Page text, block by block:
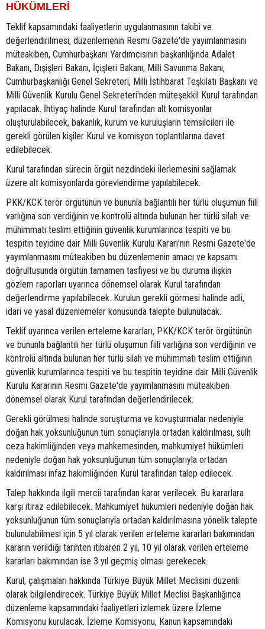
HÜKÜMLERİ
Teklif kapsamındaki faaliyetlerin uygulanmasının takibi ve
değerlendirilmesi, düzenlemenin Resmi Gazete'de yayımlanmasını
müteakiben, Cumhurbaşkanı Yardımcısının başkanlığında Adalet
Bakanı, Dışişleri Bakanı, İçişleri Bakanı, Milli Savunma Bakanı,
Cumhurbaşkanlığı Genel Sekreteri, Milli İstihbarat Teşkilatı Başkanı ve
Milli Güvenlik Kurulu Genel Sekreteri'nden müteşekkil Kurul tarafından
yapılacak. İhtiyaç halinde Kurul tarafından alt komisyonlar
oluşturulabilecek, bakanlık, kurum ve kuruluşların temsilcileri ile
gerekli görülen kişiler Kurul ve komisyon toplantılarına davet
edilebilecek.
Kurul tarafından sürecin örgüt nezdindeki ilerlemesini sağlamak
üzere alt komisyonlarda görevlendirme yapılabilecek.
PKK/KCK terör örgütünün ve bununla bağlantılı her türlü oluşumun fiili
varlığına son verdiğinin ve kontrolü altında bulunan her türlü silah ve
mühimmatı teslim ettiğinin güvenlik kurumlarınca tespiti ve bu
tespitin teyidine dair Milli Güvenlik Kurulu Kararı'nın Resmi Gazete'de
yayımlanmasını müteakiben bu düzenlemenin amacı ve kapsamı
doğrultusunda örgütün tamamen tasfiyesi ve bu duruma ilişkin
gözlem raporları uyarınca dönemsel olarak Kurul tarafından
değerlendirme yapılabilecek. Kurulun gerekli görmesi halinde adli,
idari ve yasal düzenlemeler konusunda talepte bulunulacak.
Teklif uyarınca verilen erteleme kararları, PKK/KCK terör örgütünün
ve bununla bağlantılı her türlü oluşumun fiili varlığına son verdiğinin ve
kontrolü altında bulunan her türlü silah ve mühimmatı teslim ettiğinin
güvenlik kurumlarınca tespiti ve bu tespitin teyidine dair Milli Güvenlik
Kurulu Kararının Resmi Gazete'de yayımlanmasını müteakiben
dönemsel olarak Kurul tarafından değerlendirilecek.
Gerekli görülmesi halinde soruşturma ve kovuşturmalar nedeniyle
doğan hak yoksunluğunun tüm sonuçlarıyla ortadan kaldırılması, sulh
ceza hakimliğinden veya mahkemesinden, mahkumiyet hükümleri
nedeniyle doğan hak yoksunluğunun tüm sonuçlarıyla ortadan
kaldırılması infaz hakimliğinden Kurul tarafından talep edilecek.
Talep hakkında ilgili mercii tarafından karar verilecek. Bu kararlara
karşı itiraz edilebilecek. Mahkumiyet hükümleri nedeniyle doğan hak
yoksunluğunun tüm sonuçlarıyla ortadan kaldırılmasına yönelik talepte
bulunulabilmesi için 5 yıl olarak verilen erteleme kararları bakımından
kararın verildiği tarihten itibaren 2 yıl, 10 yıl olarak verilen erteleme
kararları bakımından ise 3 yıl geçmiş olması gerekecek.
Kurul, çalışmaları hakkında Türkiye Büyük Millet Meclisini düzenli
olarak bilgilendirecek. Türkiye Büyük Millet Meclisi Başkanlığınca
düzenleme kapsamındaki faaliyetleri izlemek üzere İzleme
Komisyonu kurulacak. İzleme Komisyonu, Kanun kapsamındaki